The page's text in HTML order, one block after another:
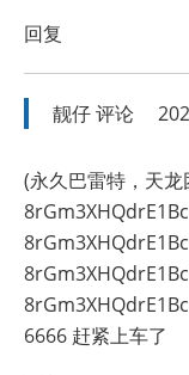
回复
靓仔评论
(永久巴雷特，天
6666 赶紧上车了